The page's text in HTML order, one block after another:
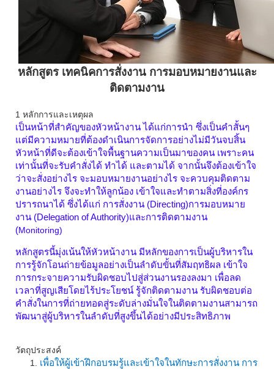
หลักสูตร เทคนิคการสั่งงาน การมอบหมายงานและ
ติดตามงาน
1 หลักการและเหตุผล
เป็นหน้าที่สำคัญของหัวหน้างาน ได้แก่การนำ ซึ่งเป็นคำสั้นๆ
แต่มีความหมายที่ต้องดำเนินการจัดการอย่างไม่มีวันจบสิ้น
หัวหน้าที่ดีจะต้องเข้าใจพื้นฐานความเป็นมาของคน เพราะคน
เท่านั้นที่จะรับคำสั่งได้ ทำได้ และตามได้ จากนั้นจึงต้องเข้าใจ
ว่าจะสั่งอย่างไร จะมอบหมายงานอย่างไร จะควบคุมติดตาม
งานอย่างไร จึงจะทำให้ลูกน้อง เข้าใจและทำตามสิ่งที่องค์กร
ปรารถนาได้ ซึ่งได้แก่ การสั่งงาน (Directing)การมอบหมาย
งาน (Delegation of Authority)และการติดตามงาน
(Monitoring)
หลักสูตรนี้มุ่งเน้นให้หัวหน้างาน มีหลักของการเป็นผู้บริหารใน
การรู้จักโอนถ่ายข้อมูลอย่างเป็นลำดับขั้นที่สัมฤทธิผล เข้าใจ
การกระจายความรับผิดชอบไปสู่ส่วนงานรองลงมา เพื่อลด
เวลาที่สูญเสียโดยไร้ประโยชน์ รู้จักติดตามงาน รับผิดชอบต่อ
คำสั่งในการที่ถ่ายทอดสู่ระดับล่างมั่นใจในติดตามงานสามารถ
พัฒนาสู่ผู้บริหารในลำดับที่สูงขึ้นได้อย่างมีประสิทธิภาพ
วัตถุประสงค์
เพื่อให้ผู้เข้าฝึกอบรมรู้และเข้าใจในทักษะการสั่งงาน การ